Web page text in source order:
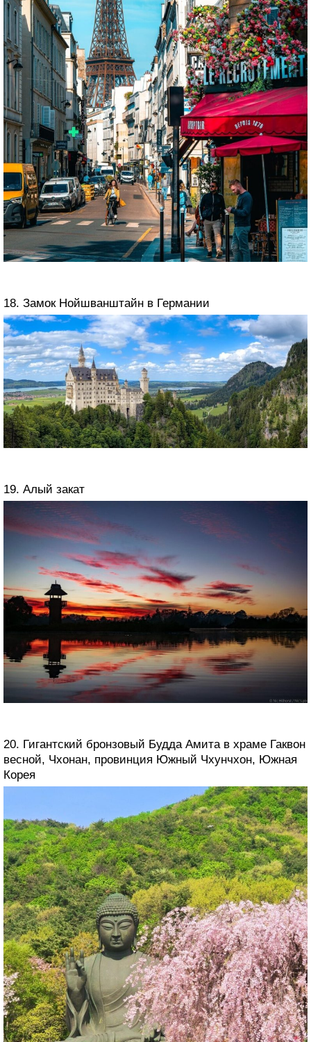
18. Замок Нойшванштайн в Германии
19. Алый закат
20. Гигантский бронзовый Будда Амита в храме Гаквон
весной, Чхонан, провинция Южный Чхунчхон, Южная
Корея